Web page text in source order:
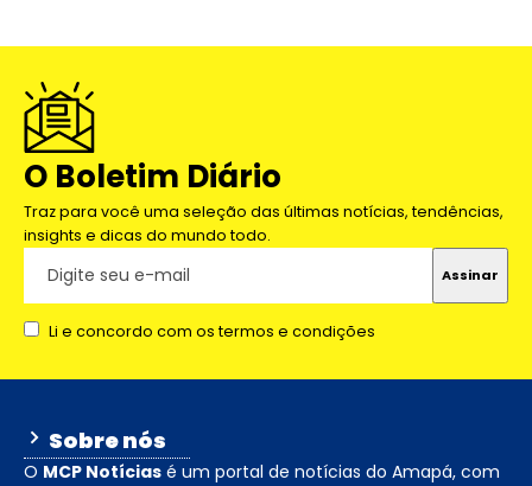
O Boletim Diário
Traz para você uma seleção das últimas notícias, tendências,
insights e dicas do mundo todo.
Li e concordo com os termos e condições
Sobre nós
O MCP Notícias é um portal de notícias do Amapá, com